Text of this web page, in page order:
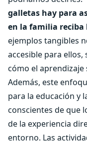
galletas hay para
en la familia
ejemplos tangibles
accesible para
cómo el aprendizaje
Además, este
para la educación y
conscientes de que
de la experiencia
entorno. Las